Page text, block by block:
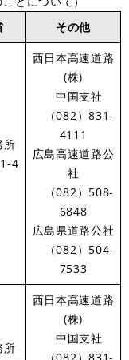
その他
所
4
西日本高速道路
(株)
中国支社
（082）831-
4111
広島高速道路公
社
（082）508-
6848
広島県道路公社
（082）504-
7533
所
西日本高速道路
(株)
中国支社